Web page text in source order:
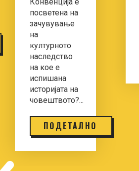
посветена на
зачувување
на
културното
наследство
на кое е
испишана
историјата на
човештвото?...
ПОДЕТАЛНО